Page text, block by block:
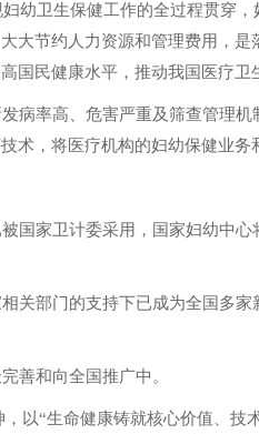
幼卫生保健工作的全过程贯穿
大节约人力资源和管理费用，
国民健康水平，推动我国医疗卫
病率高、危害严重及筛查管理
术，将医疗机构的妇幼保健业
国家卫计委采用，国家妇幼中
关部门的支持下已成为全国多
善和向全国推广中。
，以“生命健康铸就核心价值、技